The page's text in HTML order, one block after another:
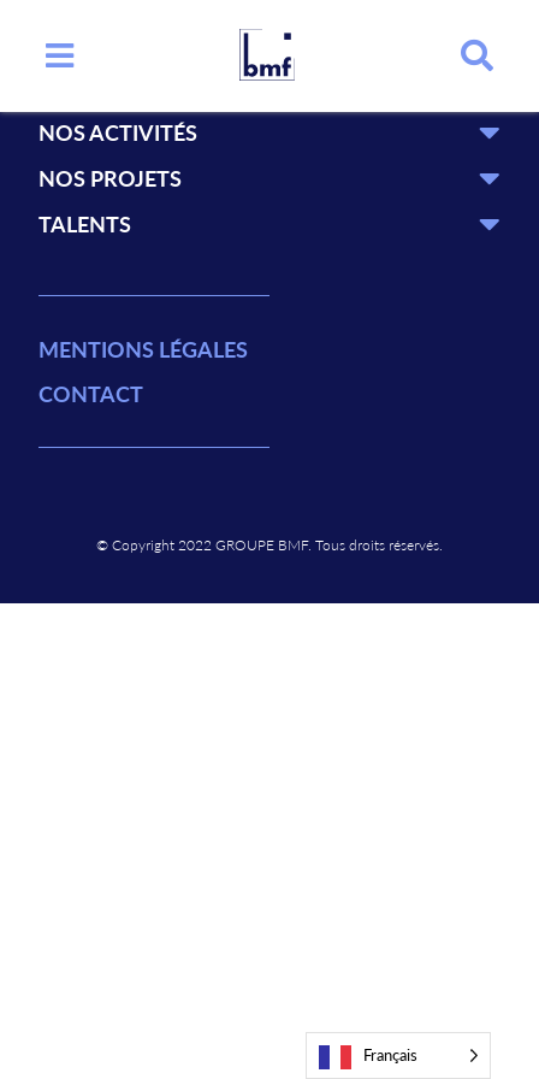
NOS ACTIVITÉS
NOS PROJETS
TALENTS
MENTIONS LÉGALES
CONTACT
© Copyright 2022 GROUPE BMF. Tous droits réservés.
Français